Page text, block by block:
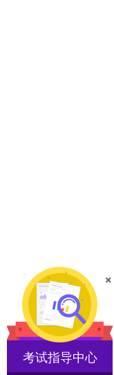
考试指导中心
×